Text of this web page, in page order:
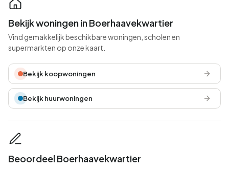
Bekijk woningen in Boerhaavekwartier
Vind gemakkelijk beschikbare woningen, scholen en
supermarkten op onze kaart.
Bekijk koopwoningen
Bekijk huurwoningen
Beoordeel Boerhaavekwartier